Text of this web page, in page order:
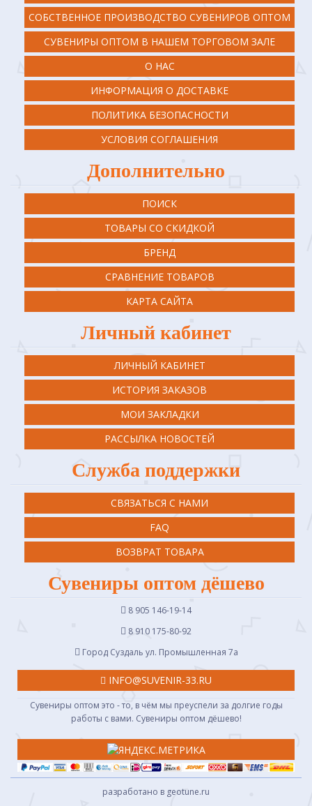
СОБСТВЕННОЕ ПРОИЗВОДСТВО СУВЕНИРОВ ОПТОМ
СУВЕНИРЫ ОПТОМ В НАШЕМ ТОРГОВОМ ЗАЛЕ
О НАС
ИНФОРМАЦИЯ О ДОСТАВКЕ
ПОЛИТИКА БЕЗОПАСНОСТИ
УСЛОВИЯ СОГЛАШЕНИЯ
Дополнительно
ПОИСК
ТОВАРЫ СО СКИДКОЙ
БРЕНД
СРАВНЕНИЕ ТОВАРОВ
КАРТА САЙТА
Личный кабинет
ЛИЧНЫЙ КАБИНЕТ
ИСТОРИЯ ЗАКАЗОВ
МОИ ЗАКЛАДКИ
РАССЫЛКА НОВОСТЕЙ
Служба поддержки
СВЯЗАТЬСЯ С НАМИ
FAQ
ВОЗВРАТ ТОВАРА
Сувениры оптом дёшево
8 905 146-19-14
8 910 175-80-92
Город Суздаль ул. Промышленная 7a
INFO@SUVENIR-33.RU
Сувениры оптом это - то, в чём мы преуспели за долгие годы
работы с вами. Сувениры оптом дёшево!
разработано в geotune.ru